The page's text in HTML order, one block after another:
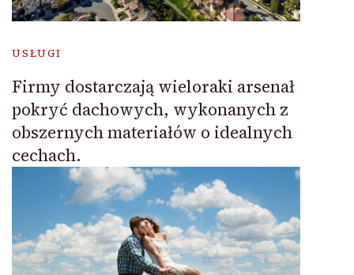
USŁUGI
Firmy dostarczają wieloraki arsenał
pokryć dachowych, wykonanych z
obszernych materiałów o idealnych
cechach.